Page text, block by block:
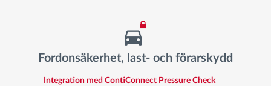
Fordonsäkerhet, last- och förarskydd
Integration med ContiConnect Pressure Check